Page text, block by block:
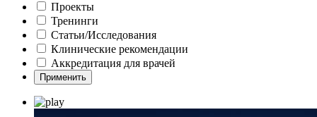
Проекты
Тренинги
Статьи/Исследования
Клинические рекомендации
Аккредитация для врачей
Применить